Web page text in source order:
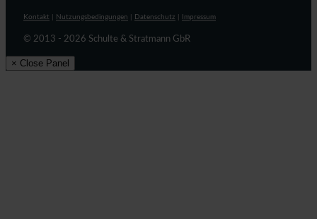
Kontakt Nutzungsbedingungen Datenschutz Impressum
© 2013 - 2026 Schulte & Stratmann GbR
× Close Panel